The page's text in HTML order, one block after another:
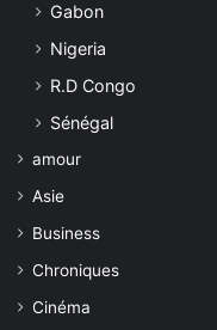
Gabon
Nigeria
R.D Congo
Sénégal
amour
Asie
Business
Chroniques
Cinéma